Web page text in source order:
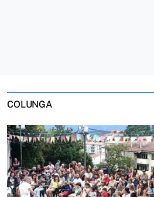
COLUNGA